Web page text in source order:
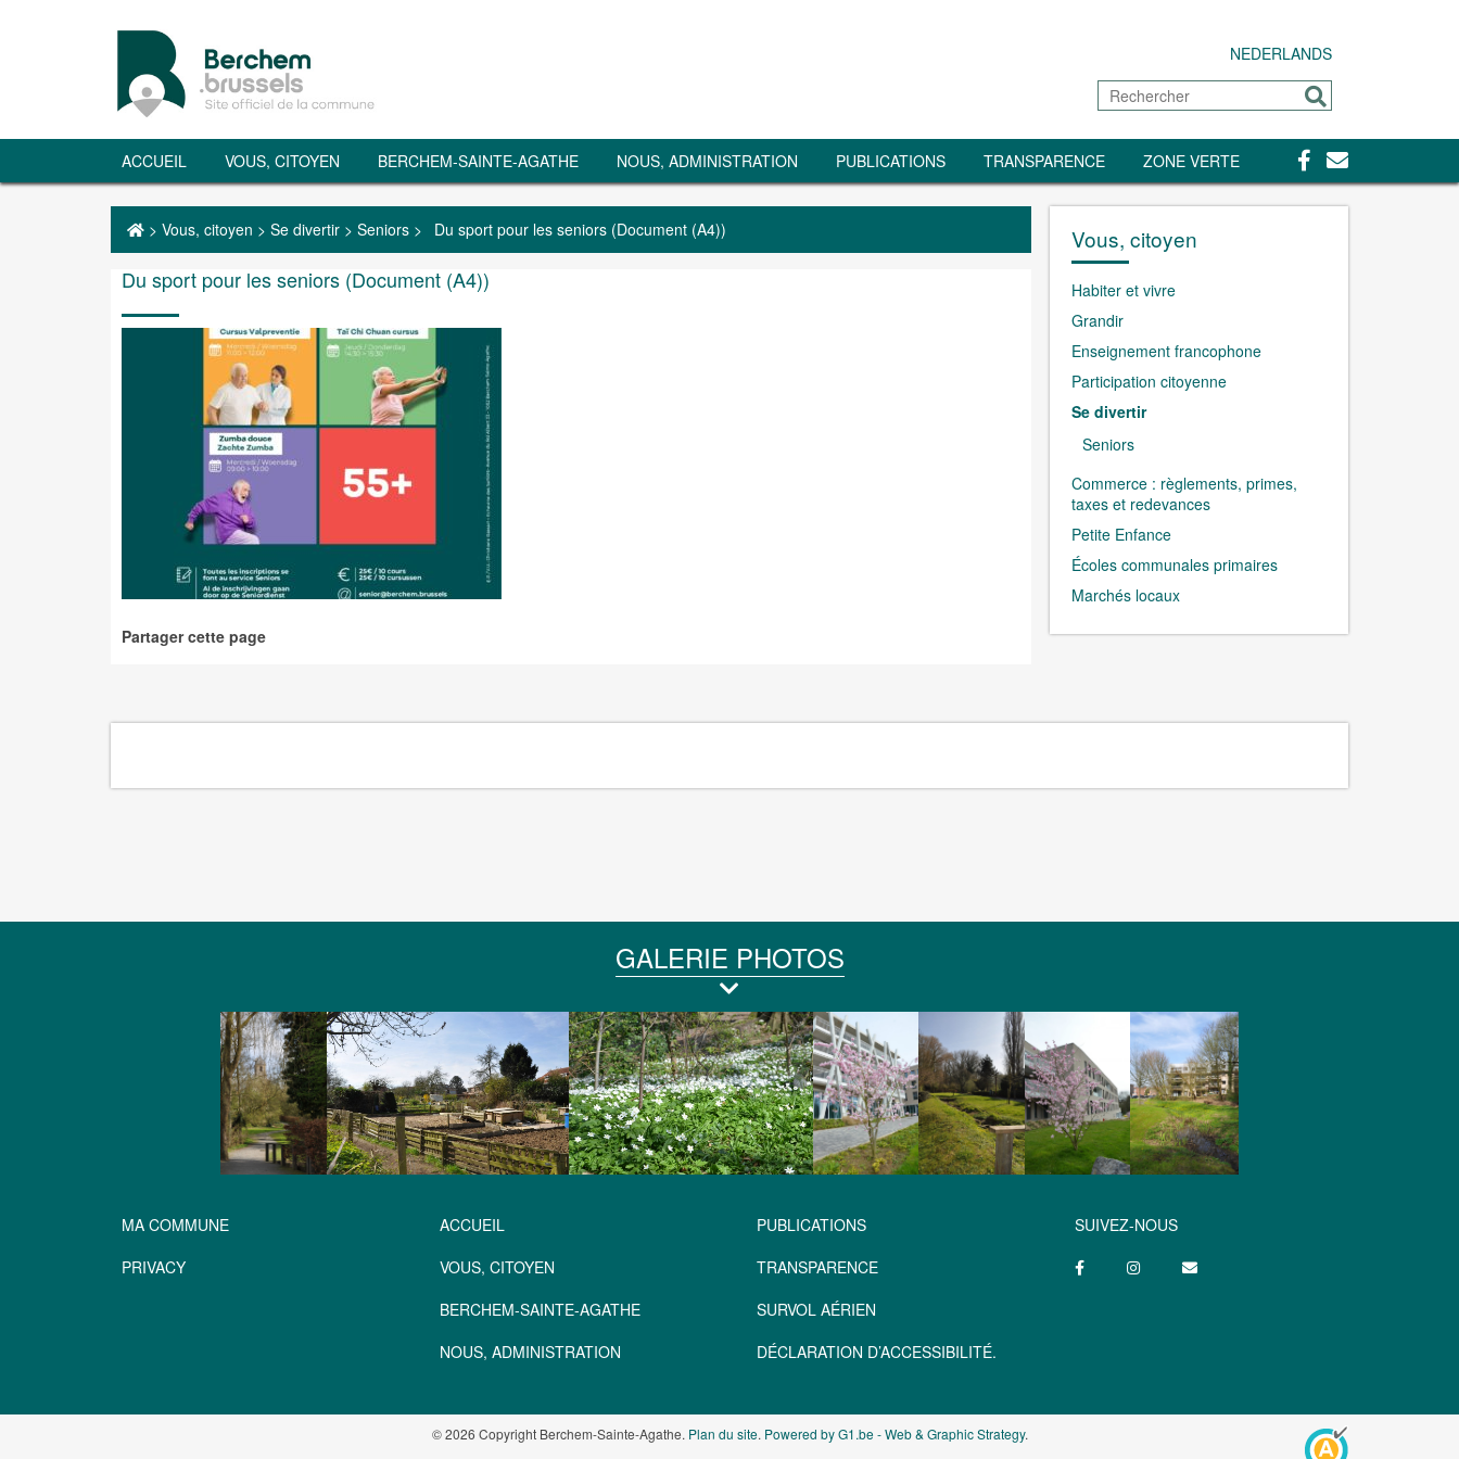
NEDERLANDS
Rechercher
Envoyer
ACCUEIL VOUS, CITOYEN BERCHEM-SAINTE-AGATHE NOUS, ADMINISTRATION PUBLICATIONS TRANSPARENCE ZONE VERTE Facebook
Contact
> Vous, citoyen > Se divertir > Seniors > Du sport pour les seniors (Document (A4))
Du sport pour les seniors (Document (A4))
Partager cette page
Vous, citoyen
Habiter et vivre
Grandir
Enseignement francophone
Participation citoyenne
Se divertir
Seniors
Commerce : règlements, primes,
taxes et redevances
Petite Enfance
Écoles communales primaires
Marchés locaux
GALERIE PHOTOS
MA COMMUNE
PRIVACY
ACCUEIL
VOUS, CITOYEN
BERCHEM-SAINTE-AGATHE
NOUS, ADMINISTRATION
PUBLICATIONS
TRANSPARENCE
SURVOL AÉRIEN
DÉCLARATION D’ACCESSIBILITÉ.
SUIVEZ-NOUS
© 2026 Copyright Berchem-Sainte-Agathe. Plan du site. Powered by G1.be - Web & Graphic Strategy.